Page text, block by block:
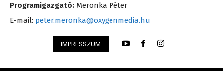
Programigazgató: Meronka Péter
E-mail: peter.meronka@oxygenmedia.hu
IMPRESSZUM